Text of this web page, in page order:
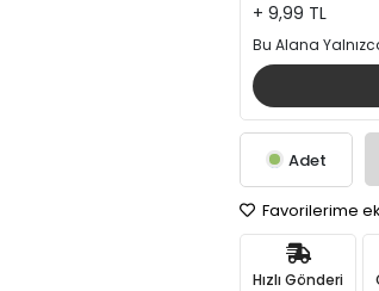
+ 9,99 TL
Bu Alana
Adet
Favorilerime
Hızlı Gönderi